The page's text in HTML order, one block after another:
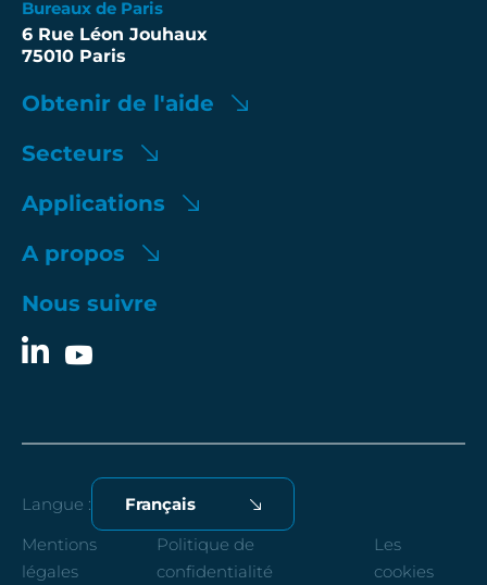
Bureaux de Paris
6 Rue Léon Jouhaux
75010 Paris
Obtenir de l'aide
Secteurs
Applications
A propos
Nous suivre
Mentions
légales
Politique de
confidentialité
Les
cookies
Langue : Français